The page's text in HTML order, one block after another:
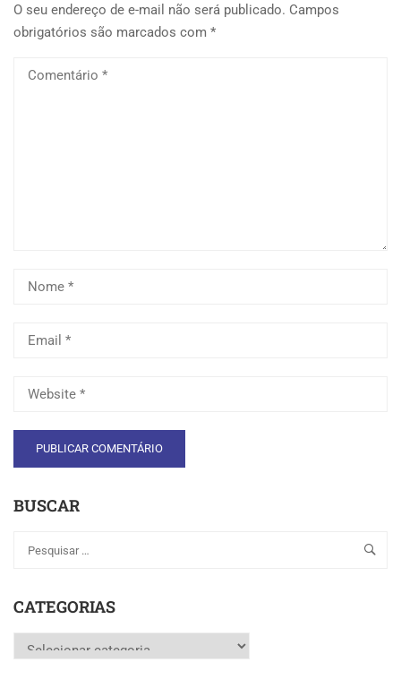
O seu endereço de e-mail não será publicado. Campos
obrigatórios são marcados com *
BUSCAR
CATEGORIAS
Categorias